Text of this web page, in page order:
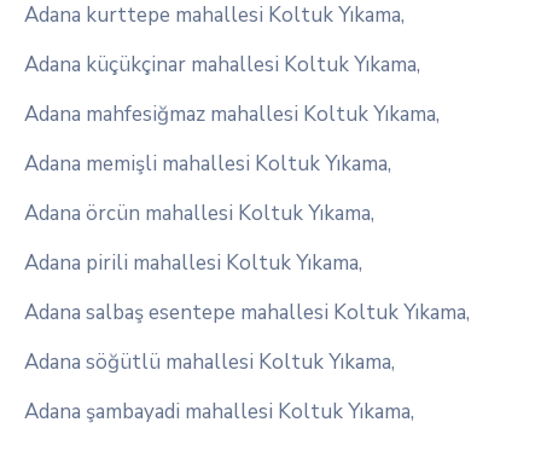
Adana kurttepe mahallesi Koltuk Yıkama,
Adana küçükçinar mahallesi Koltuk Yıkama,
Adana mahfesiğmaz mahallesi Koltuk Yıkama,
Adana memişli mahallesi Koltuk Yıkama,
Adana örcün mahallesi Koltuk Yıkama,
Adana pirili mahallesi Koltuk Yıkama,
Adana salbaş esentepe mahallesi Koltuk Yıkama,
Adana söğütlü mahallesi Koltuk Yıkama,
Adana şambayadi mahallesi Koltuk Yıkama,